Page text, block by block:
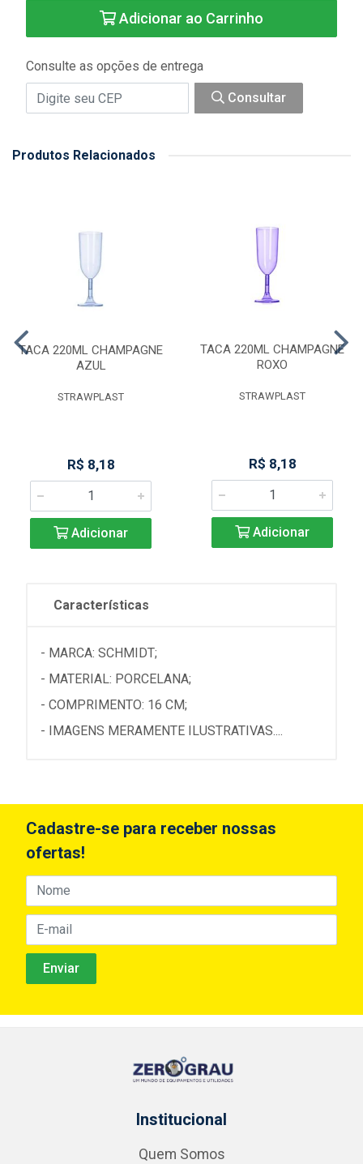
Adicionar ao Carrinho
Consulte as opções de entrega
Consultar
Produtos Relacionados
TACA 220ML CHAMPAGNE
AZUL
STRAWPLAST
R$ 8,18
Adicionar
TACA 220ML CHAMPAGNE
ROXO
STRAWPLAST
R$ 8,18
Adicionar
Características
- MARCA: SCHMIDT;
- MATERIAL: PORCELANA;
- COMPRIMENTO: 16 CM;
- IMAGENS MERAMENTE ILUSTRATIVAS....
Cadastre-se para receber nossas
ofertas!
Institucional
Quem Somos